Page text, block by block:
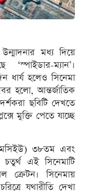
মধ্য দিয়ে
ম্যান’।
ধার্য হলেও সিনেমা
হলো, আন্তর্জাতিক
ছবিটি দেখতে
মুক্তি পেতে যাচ্ছে
৩৮তম এবং
চতুর্থ এই সিনেমাটি
ক্রেটন। সিনেমায়
যথারীতি দেখা